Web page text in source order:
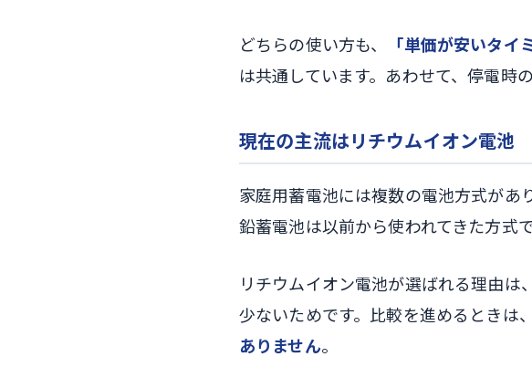
どちらの使い方も、 「単価が安いタイ
は共通しています。あわせて、停電時
現在の主流はリチウムイオン電池
家庭用蓄電池には複数の電池方式があ
鉛蓄電池は以前から使われてきた方式
リチウムイオン電池が選ばれる理由
少ないためです。比較を進めるときは、
ありません。